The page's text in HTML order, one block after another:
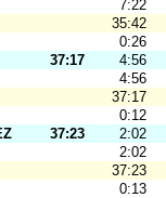
7:22
35:42
0:26
37:17
4:56
4:56
37:17
0:12
37:23
2:02
2:02
37:23
0:13